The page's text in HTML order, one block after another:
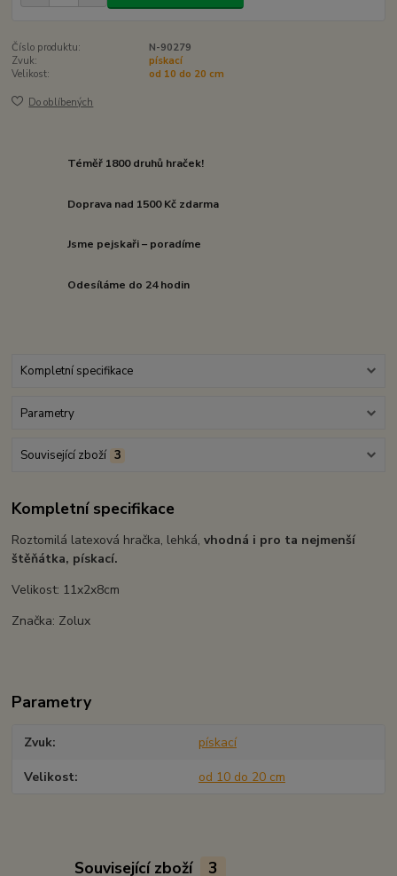
Číslo produktu:
N-90279
Zvuk:
pískací
Velikost:
od 10 do 20 cm
Do oblíbených
Téměř 1800 druhů hraček!
Doprava nad 1500 Kč zdarma
Jsme pejskaři – poradíme
Odesíláme do 24 hodin
Kompletní specifikace
Parametry
Související zboží 3
Kompletní specifikace
Roztomilá latexová hračka, lehká, vhodná i pro ta nejmenší
štěňátka, pískací.
Velikost: 11x2x8cm
Značka: Zolux
Parametry
Zvuk pískací
Velikost od 10 do 20 cm
Související zboží 3